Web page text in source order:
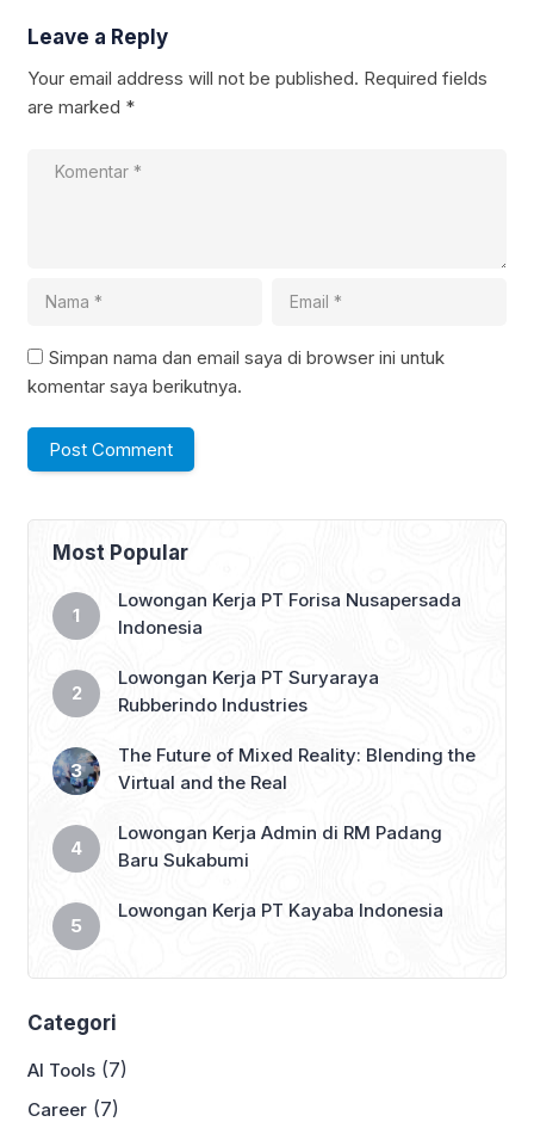
Leave a Reply
Your email address will not be published. Required fields
are marked *
Simpan nama dan email saya di browser ini untuk
komentar saya berikutnya.
Most Popular
Lowongan Kerja PT Forisa Nusapersada
Indonesia
Lowongan Kerja PT Suryaraya
Rubberindo Industries
The Future of Mixed Reality: Blending the
Virtual and the Real
Lowongan Kerja Admin di RM Padang
Baru Sukabumi
Lowongan Kerja PT Kayaba Indonesia
Categori
AI Tools (7)
Career (7)